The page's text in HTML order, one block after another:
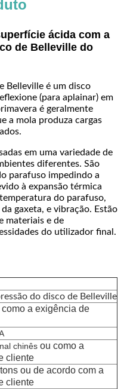
ácida com a
de Belleville do
Belleville é um disco
(para aplainar) em
é geralmente
a mola produza cargas
em uma variedade de
diferentes. São
parafuso impedindo a
à expansão térmica
do parafuso,
gaxeta, e vibração. Estão
materiais e de
do utilizador final.
do disco de Belleville
como a exigência de
chinês ou como a
cliente
ou de acordo com a
cliente